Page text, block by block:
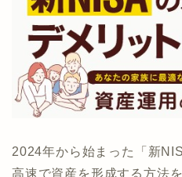
2024年から始まった「新
高速で資産を形成する方法